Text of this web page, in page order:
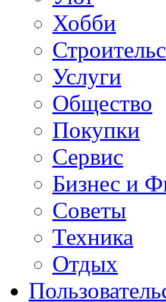
Хобби
Услуги
Общество
Покупки
Сервис
Бизнес и
Советы
Техника
Отдых